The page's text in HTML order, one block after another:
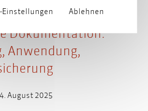
Dokumentation:
Anwendung,
August 2025
Einstellungen Ablehnen